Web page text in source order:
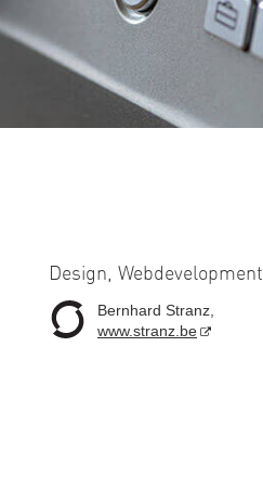
Design, Webdevelopment
Bernhard Stranz,
www.stranz.be